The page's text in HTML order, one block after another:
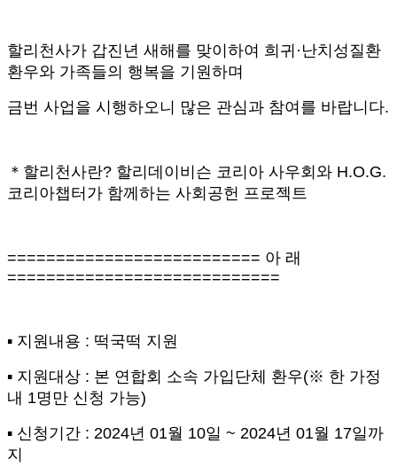
할리천사가 갑진년 새해를 맞이하여 희귀 · 난치성질환
환우와 가족들의 행복을 기원하며
금번 사업을 시행하오니 많은 관심과 참여를 바랍니다.
＊ 할리천사란? 할리데이비슨 코리아 사우회와 H.O.G.
코리아챕터가 함께하는 사회공헌 프로젝트
========================== 아 래
============================
▪ 지원내용 : 떡국떡 지원
▪ 지원대상 : 본 연합회 소속 가입단체 환우(※ 한 가정
내 1명만 신청 가능)
▪ 신청기간 : 2024년 01월 10일 ~ 2024년 01월 17일까
지